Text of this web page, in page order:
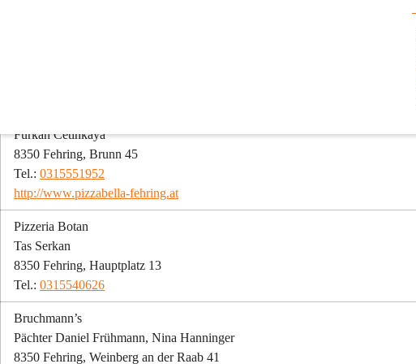
Furkan Cetinkaya
8350 Fehring, Brunn 45
Tel.: 0315551952
http://www.pizzabella-fehring.at
Pizzeria Botan
Tas Serkan
8350 Fehring, Hauptplatz 13
Tel.: 0315540626
Bruchmann’s
Pächter Daniel Frühmann, Nina Hanninger
8350 Fehring, Weinberg an der Raab 41